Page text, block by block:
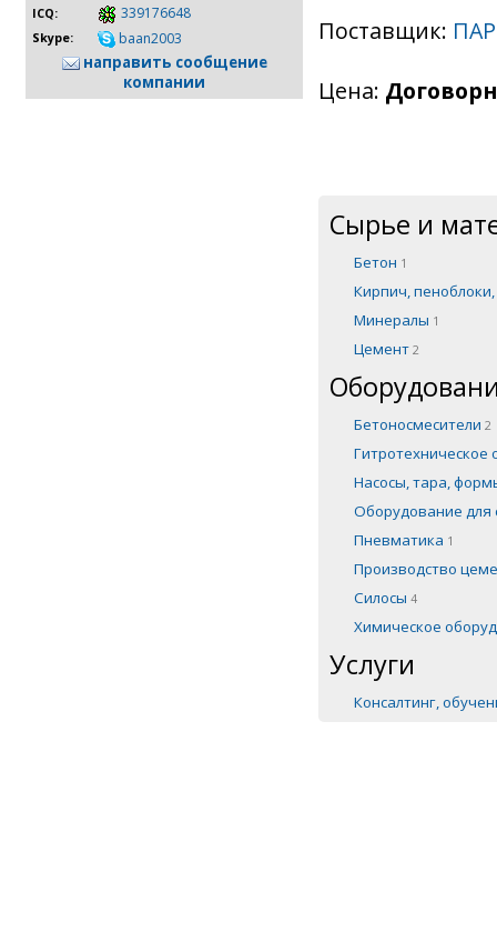
ICQ: 339176648
Skype: baan2003
направить сообщение
компании
Поставщик:
Цена:
Сырье и
Бетон 1
Кирпич,
Минералы 1
Цемент 2
Бетоносмесители 2
Насосы, тара,
Оборудование для
Пневматика 1
Производство
Силосы 4
Химическое
Услуги
Консалтинг,